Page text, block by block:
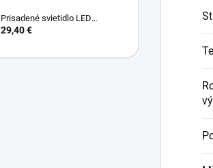
Prisadené svietidlo LED
29,40 €